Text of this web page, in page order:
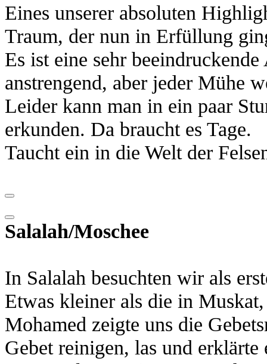
Eines unserer absoluten
Traum, der nun in Erfüllung
Es ist eine sehr
anstrengend, aber jeder Mühe
Leider kann man in ein paar
erkunden. Da braucht es Tage.
Taucht ein in die Welt der
Salalah/Moschee
In Salalah besuchten wir als
Etwas kleiner als die in
Mohamed zeigte uns die
Gebet reinigen, las und erklärte